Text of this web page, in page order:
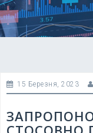
15 Березня, 2023